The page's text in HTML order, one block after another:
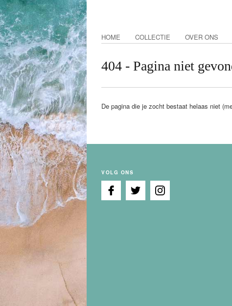
HOME COLLECTIE OVER ONS
404 - Pagina niet
De pagina die je zocht bestaat helaas niet
VOLG ONS